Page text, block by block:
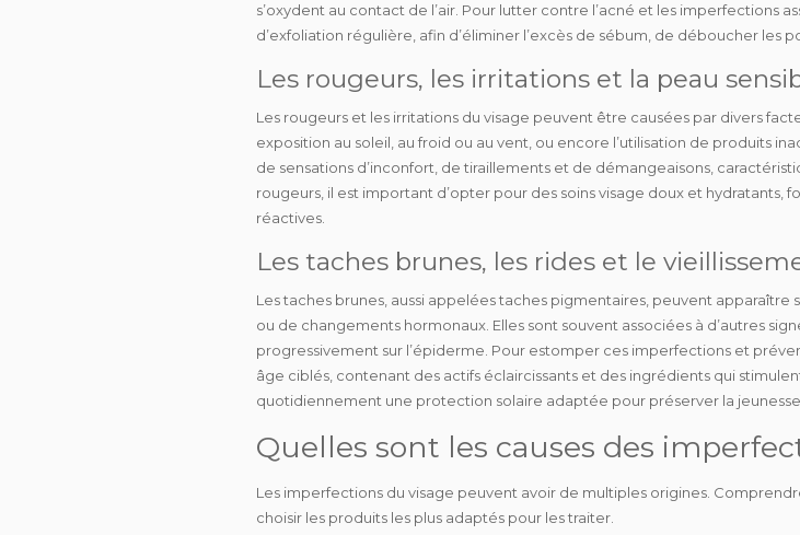
s’oxydent au contact de l’air. Pour lutter contre l’acné et les imperfections
d’exfoliation régulière, afin d’éliminer l’excès de sébum, de déboucher les
Les rougeurs, les irritations et la peau
Les rougeurs et les irritations du visage peuvent être causées par divers
exposition au soleil, au froid ou au vent, ou encore l’utilisation de produits
de sensations d’inconfort, de tiraillements et de démangeaisons ,
rougeurs, il est important d’opter pour des soins visage doux et hydratants,
réactives.
Les taches brunes, les rides et le
Lestaches brunes , aussi appelées taches pigmentaires, peuvent apparaître
ou de changements hormonaux. Elles sont souvent associées à d’autres
progressivement sur l’épiderme. Pour estomper ces imperfections et
âge ciblés, contenant des actifs éclaircissants et des ingrédients qui
quotidiennement une protection solaire adaptée pour préserver la jeunesse
Quelles sont les causes des
Les imperfections du visage peuvent avoir de multiples origines .
choisir les produits les plus adaptés pour les traiter.